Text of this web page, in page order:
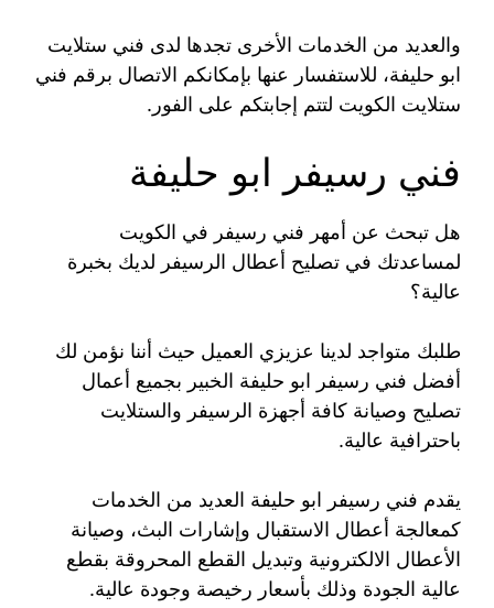
والعديد من الخدمات الأخرى تجدها لدى فني ستلايت
ابو حليفة، للاستفسار عنها بإمكانكم الاتصال برقم فني
ستلايت الكويت لتتم إجابتكم على الفور.
فني رسيفر ابو حليفة
هل تبحث عن أمهر فني رسيفر في الكويت
لمساعدتك في تصليح أعطال الرسيفر لديك بخبرة
عالية؟
طلبك متواجد لدينا عزيزي العميل حيث أننا نؤمن لك
أفضل فني رسيفر ابو حليفة الخبير بجميع أعمال
تصليح وصيانة كافة أجهزة الرسيفر والستلايت
باحترافية عالية.
يقدم فني رسيفر ابو حليفة العديد من الخدمات
كمعالجة أعطال الاستقبال وإشارات البث، وصيانة
الأعطال الالكترونية وتبديل القطع المحروقة بقطع
عالية الجودة وذلك بأسعار رخيصة وجودة عالية.